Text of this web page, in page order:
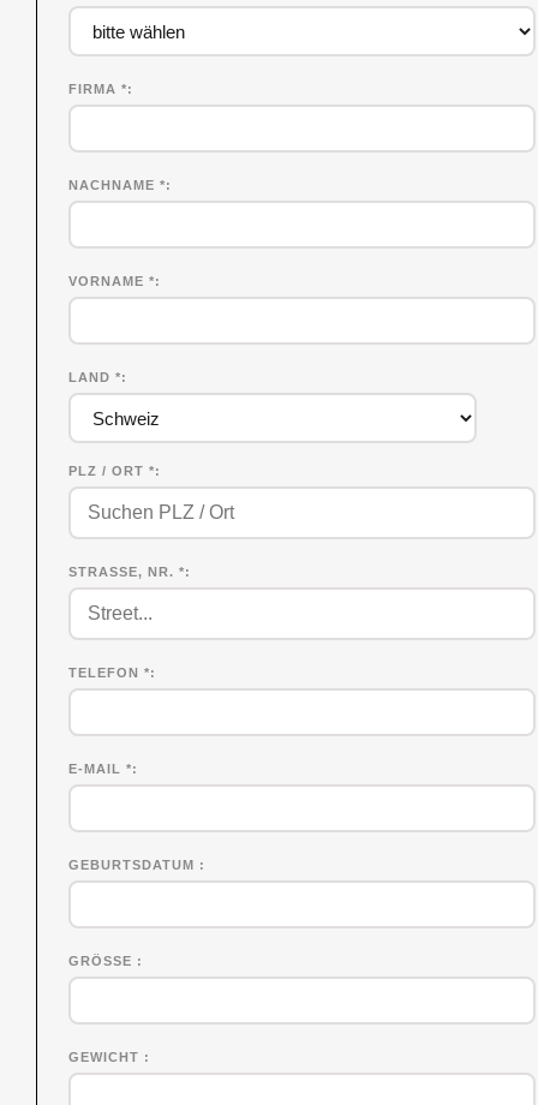
FIRMA*
NACHNAME*
VORNAME*
LAND *
PLZ / ORT *
STRASSE, NR. *
TELEFON *
E-MAIL *
GEBURTSDATUM
GRÖSSE
GEWICHT